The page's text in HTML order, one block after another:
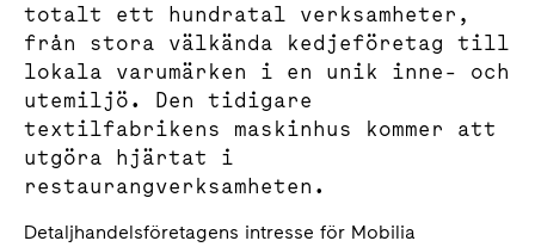
totalt ett hundratal verksamheter,
från stora välkända kedjeföretag till
lokala varumärken i en unik inne- och
utemiljö. Den tidigare
textilfabrikens maskinhus kommer att
utgöra hjärtat i
restaurangverksamheten.
Detaljhandelsföretagens intresse för Mobilia